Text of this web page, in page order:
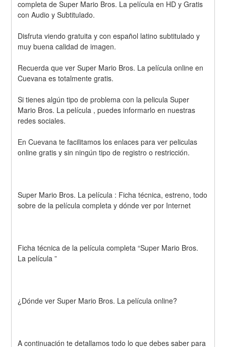
completa de Super Mario Bros. La película en HD y Gratis
con Audio y Subtitulado.
Disfruta viendo gratuita y con español latino subtitulado y
muy buena calidad de imagen.
Recuerda que ver Super Mario Bros. La película online en
Cuevana es totalmente gratis.
Si tienes algún tipo de problema con la pelicula Super
Mario Bros. La película , puedes informarlo en nuestras
redes sociales.
En Cuevana te facilitamos los enlaces para ver peliculas
online gratis y sin ningún tipo de registro o restricción.
Super Mario Bros. La película : Ficha técnica, estreno, todo
sobre de la película completa y dónde ver por Internet
Ficha técnica de la película completa “Super Mario Bros.
La película ”
¿Dónde ver Super Mario Bros. La película online?
A continuación te detallamos todo lo que debes saber para